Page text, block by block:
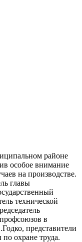
районе
особое внимание
на производстве.
главы
технической
в
представители
охране труда.